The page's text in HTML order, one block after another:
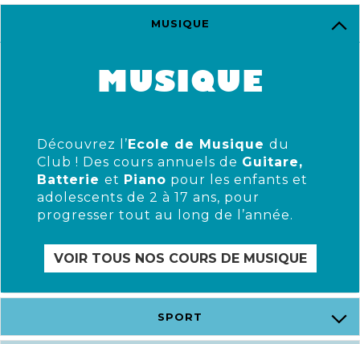
MUSIQUE
MUSIQUE
Découvrez l’Ecole de Musique du
Club ! Des cours annuels de Guitare,
Batterie et Piano pour les enfants et
adolescents de 2 à 17 ans, pour
progresser tout au long de l’année.
VOIR TOUS NOS COURS DE MUSIQUE
SPORT